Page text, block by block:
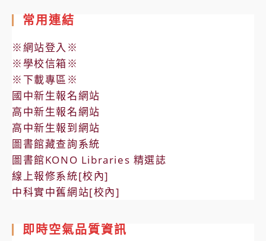
常用連結
※網站登入※
※學校信箱※
※下載專區※
國中新生報名網站
高中新生報名網站
高中新生報到網站
圖書館藏查詢系統
圖書館KONO Libraries 精選誌
線上報修系統[校內]
中科實中舊網站[校內]
即時空氣品質資訊